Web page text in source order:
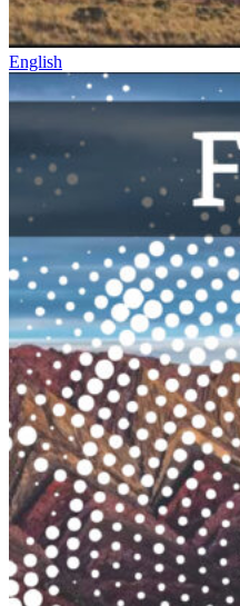
English